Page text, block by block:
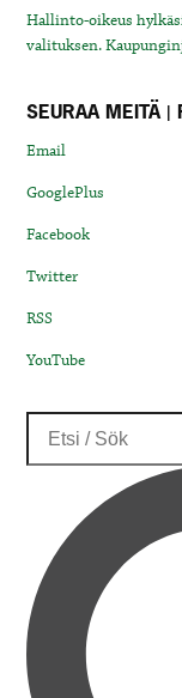
Hallinto-oikeus
valituksen.
SEURAA MEITÄ |
Email
GooglePlus
Facebook
Twitter
RSS
YouTube